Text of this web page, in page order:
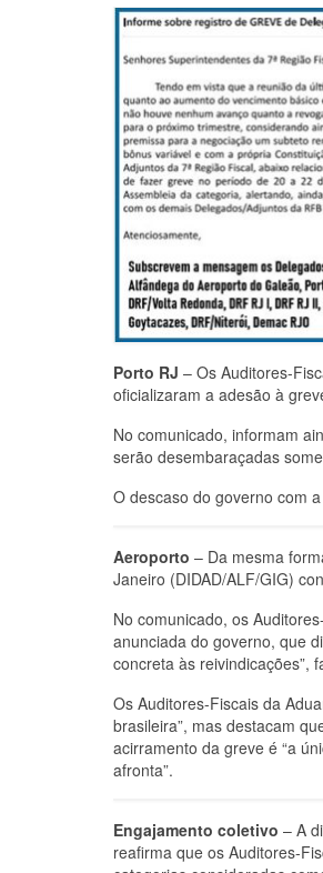
Porto RJ – Os Auditores-
oficializaram a adesão à
No comunicado, informam
serão desembaraçadas
O descaso do governo com
Aeroporto – Da mesma
Janeiro (DIDAD/ALF/GIG)
No comunicado, os
anunciada do governo, que
concreta às reivindicações”,
Os Auditores-Fiscais da
brasileira”, mas destacam
acirramento da greve é “a
afronta”.
Engajamento coletivo – A
reafirma que os Auditores-